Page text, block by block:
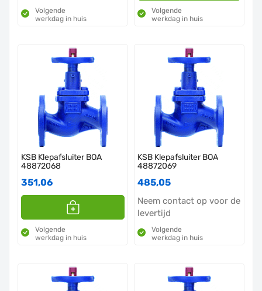
Volgende
werkdag in huis
Volgende
werkdag in huis
KSB Klepafsluiter BOA
48872068
351,06
Volgende
werkdag in huis
KSB Klepafsluiter BOA
48872069
485,05
Neem contact op voor de
levertijd
Volgende
werkdag in huis